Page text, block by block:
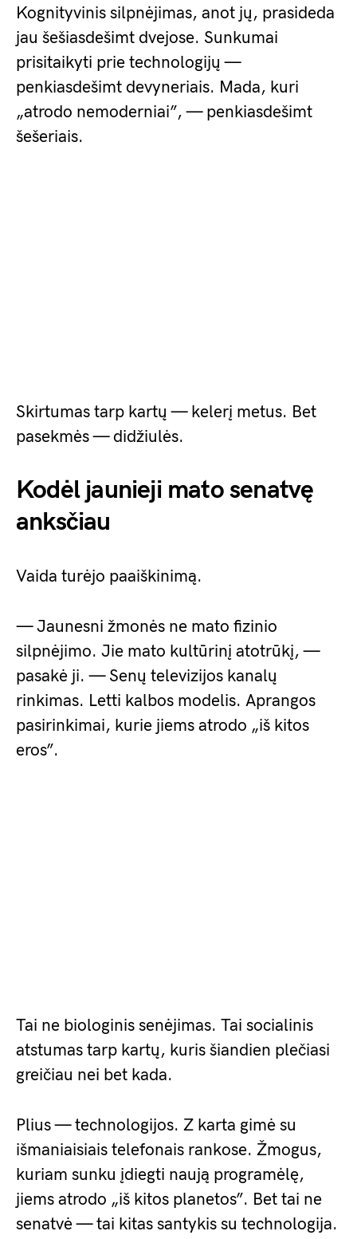
Kognityvinis silpnėjimas, anot jų, prasideda
jau šešiasdešimt dvejose. Sunkumai
prisitaikyti prie technologijų —
penkiasdešimt devyneriais. Mada, kuri
„atrodo nemoderniai”, — penkiasdešimt
šešeriais.
Skirtumas tarp kartų — kelerį metus. Bet
pasekmės — didžiulės.
Kodėl jaunieji mato senatvę
anksčiau
Vaida turėjo paaiškinimą.
— Jaunesni žmonės ne mato fizinio
silpnėjimo. Jie mato kultūrinį atotrūkį, —
pasakė ji. — Senų televizijos kanalų
rinkimas. Letti kalbos modelis. Aprangos
pasirinkimai, kurie jiems atrodo „iš kitos
eros”.
Tai ne biologinis senėjimas. Tai socialinis
atstumas tarp kartų, kuris šiandien plečiasi
greičiau nei bet kada.
Plius — technologijos. Z karta gimė su
išmaniaisiais telefonais rankose. Žmogus,
kuriam sunku įdiegti naują programėlę,
jiems atrodo „iš kitos planetos”. Bet tai ne
senatvė — tai kitas santykis su technologija.